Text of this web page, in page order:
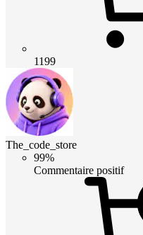
1199
The_code_store
99%
Commentaire positif